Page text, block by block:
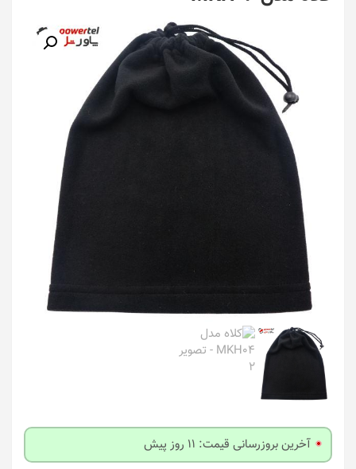
آخرین بروزرسانی قیمت: 11 روز پیش